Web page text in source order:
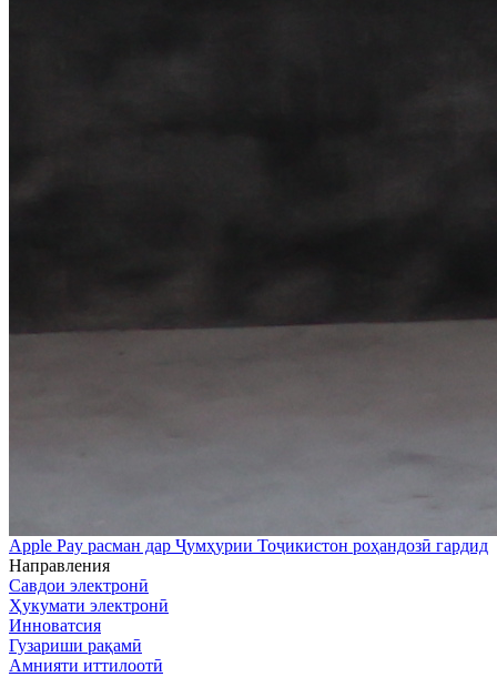
Apple Pay расман дар Ҷумҳурии Тоҷикистон роҳандозӣ гардид
Направления
Савдои электронӣ
Ҳукумати электронӣ
Инноватсия
Гузариши рақамӣ
Амнияти иттилоотӣ